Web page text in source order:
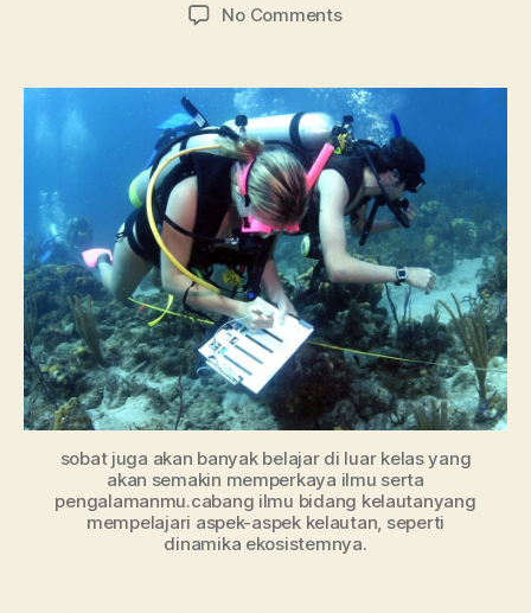
No Commentson
Pembahasan
Lengkap
Kuliah
Jurusan
Oseanografi
sobat juga akan banyak belajar di luar kelas yang
akan semakin memperkaya ilmu serta
pengalamanmu.cabang ilmu bidang kelautanyang
mempelajari aspek-aspek kelautan, seperti
dinamika ekosistemnya.